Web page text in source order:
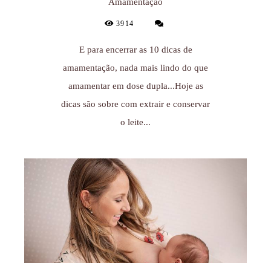
3914
E para encerrar as 10 dicas de
amamentação, nada mais lindo do que
amamentar em dose dupla...Hoje as
dicas são sobre com extrair e conservar
o leite...